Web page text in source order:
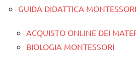
GUIDA DIDATTICA MONTESSORI
ACQUISTO ONLINE DEI
BIOLOGIA MONTESSORI